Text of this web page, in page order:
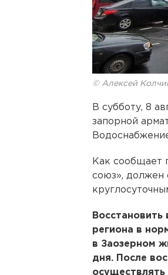
© Алексей
В субботу, 8
запорной
Как сообщает
союз», должен
региона в
в Заозерном
дня. После